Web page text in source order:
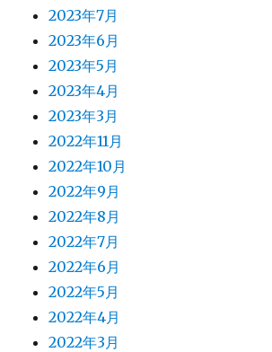
2023年7月
2023年6月
2023年5月
2023年4月
2023年3月
2022年11月
2022年10月
2022年9月
2022年8月
2022年7月
2022年6月
2022年5月
2022年4月
2022年3月